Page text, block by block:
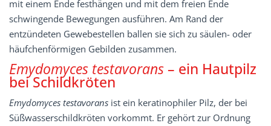
mit einem Ende festhängen und mit dem freien Ende
schwingende Bewegungen ausführen. Am Rand der
entzündeten Gewebestellen ballen sie sich zu säulen- oder
häufchenförmigen Gebilden zusammen.
Emydomyces testavorans – ein Hautpilz
bei Schildkröten
Emydomyces testavorans ist ein keratinophiler Pilz, der bei
Süßwasserschildkröten vorkommt. Er gehört zur Ordnung